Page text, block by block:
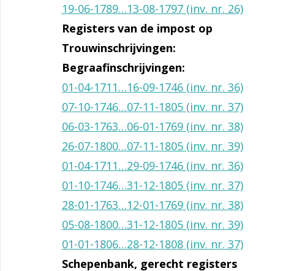
19-06-1789…13-08-1797 (inv. nr. 26)
Registers van de impost op
Trouwinschrijvingen:
Begraafinschrijvingen:
01-04-1711…16-09-1746 (inv. nr. 36)
07-10-1746…07-11-1805 (inv. nr. 37)
06-03-1763…06-01-1769 (inv. nr. 38)
26-07-1800…07-11-1805 (inv. nr. 39)
01-04-1711…29-09-1746 (inv. nr. 36)
01-10-1746…31-12-1805 (inv. nr. 37)
28-01-1763…12-01-1769 (inv. nr. 38)
05-08-1800…31-12-1805 (inv. nr. 39)
01-01-1806…28-12-1808 (inv. nr. 37)
Schepenbank, gerecht registers